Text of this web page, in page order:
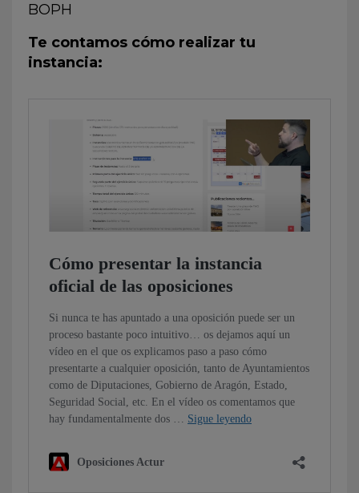
BOPH
Te contamos cómo realizar tu
instancia: